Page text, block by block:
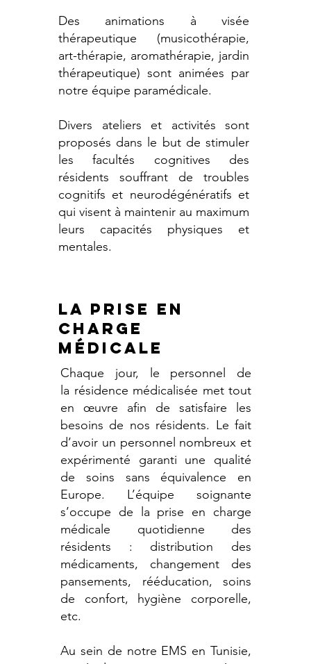
Des animations à visée
thérapeutique (musicothérapie,
art-thérapie, aromathérapie, jardin
thérapeutique) sont animées par
notre équipe paramédicale.
Divers ateliers et activités sont
proposés dans le but de stimuler
les facultés cognitives des
résidents souffrant de troubles
cognitifs et neurodégénératifs et
qui visent à maintenir au maximum
leurs capacités physiques et
mentales.
LA PRISE EN
CHARGE
Médicale
Chaque jour, le personnel de
la résidence médicalisée met tout
en œuvre afin de satisfaire les
besoins de nos résidents. Le fait
d’avoir un personnel nombreux et
expérimenté garanti une qualité
de soins sans équivalence en
Europe. L’équipe soignante
s’occupe de la prise en charge
médicale quotidienne des
résidents : distribution des
médicaments, changement des
pansements, rééducation, soins
de confort, hygiène corporelle,
etc.
Au sein de notre EMS en Tunisie,